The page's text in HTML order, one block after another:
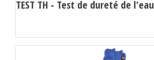
TEST TH - Test de dureté de l'eau